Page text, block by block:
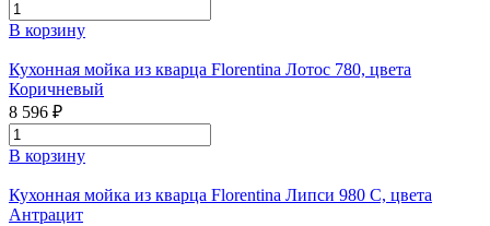
В корзину
Кухонная мойка из кварца Florentina Лотос 780, цвета
Коричневый
8 596 ₽
В корзину
Кухонная мойка из кварца Florentina Липси 980 С, цвета
Антрацит